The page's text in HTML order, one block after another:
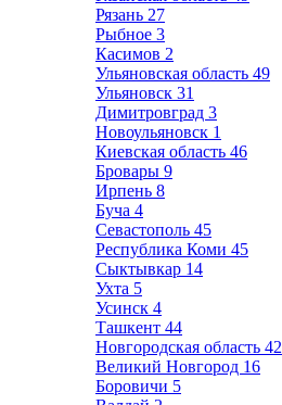
Рязань 27
Рыбное 3
Касимов 2
Ульяновская область 49
Ульяновск 31
Димитровград 3
Новоульяновск 1
Киевская область 46
Бровары 9
Ирпень 8
Буча 4
Севастополь 45
Республика Коми 45
Сыктывкар 14
Ухта 5
Усинск 4
Ташкент 44
Новгородская область 42
Великий Новгород 16
Боровичи 5